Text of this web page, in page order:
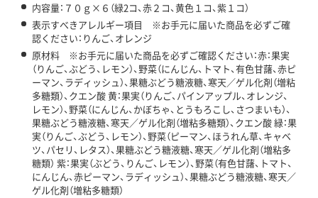
内容量：７０ｇ×６（緑2コ、赤２コ、黄色１コ、紫１コ）
表示すべきアレルギー項目 ※お手元に届いた商品を必ずご確
認ください：りんご、オレンジ
原材料 ※お手元に届いた商品を必ずご確認ください：赤：果実
（りんご、ぶどう、レモン）、野菜（にんじん、トマト、有色甘藷、赤ピ
ーマン、ラディッシュ）、果糖ぶどう糖液糖、寒天／ゲル化剤（増粘
多糖類）、クエン酸 黄：果実（りんご、パインアップル、オレンジ、
レモン）、野菜（にんじん、かぼちゃ、とうもろこし、さつまいも）、
果糖ぶどう糖液糖、寒天／ゲル化剤（増粘多糖類）、クエン酸 緑：果
実（りんご、ぶどう、レモン）、野菜（ピーマン、ほうれん草、キャベ
ツ、パセリ、レタス）、果糖ぶどう糖液糖、寒天／ゲル化剤（増粘多
糖類） 紫：果実（ぶどう、りんご、レモン）、野菜（有色甘藷、トマト、
にんじん、赤ピーマン、ラディッシュ）、果糖ぶどう糖液糖、寒天／
ゲル化剤（増粘多糖類）